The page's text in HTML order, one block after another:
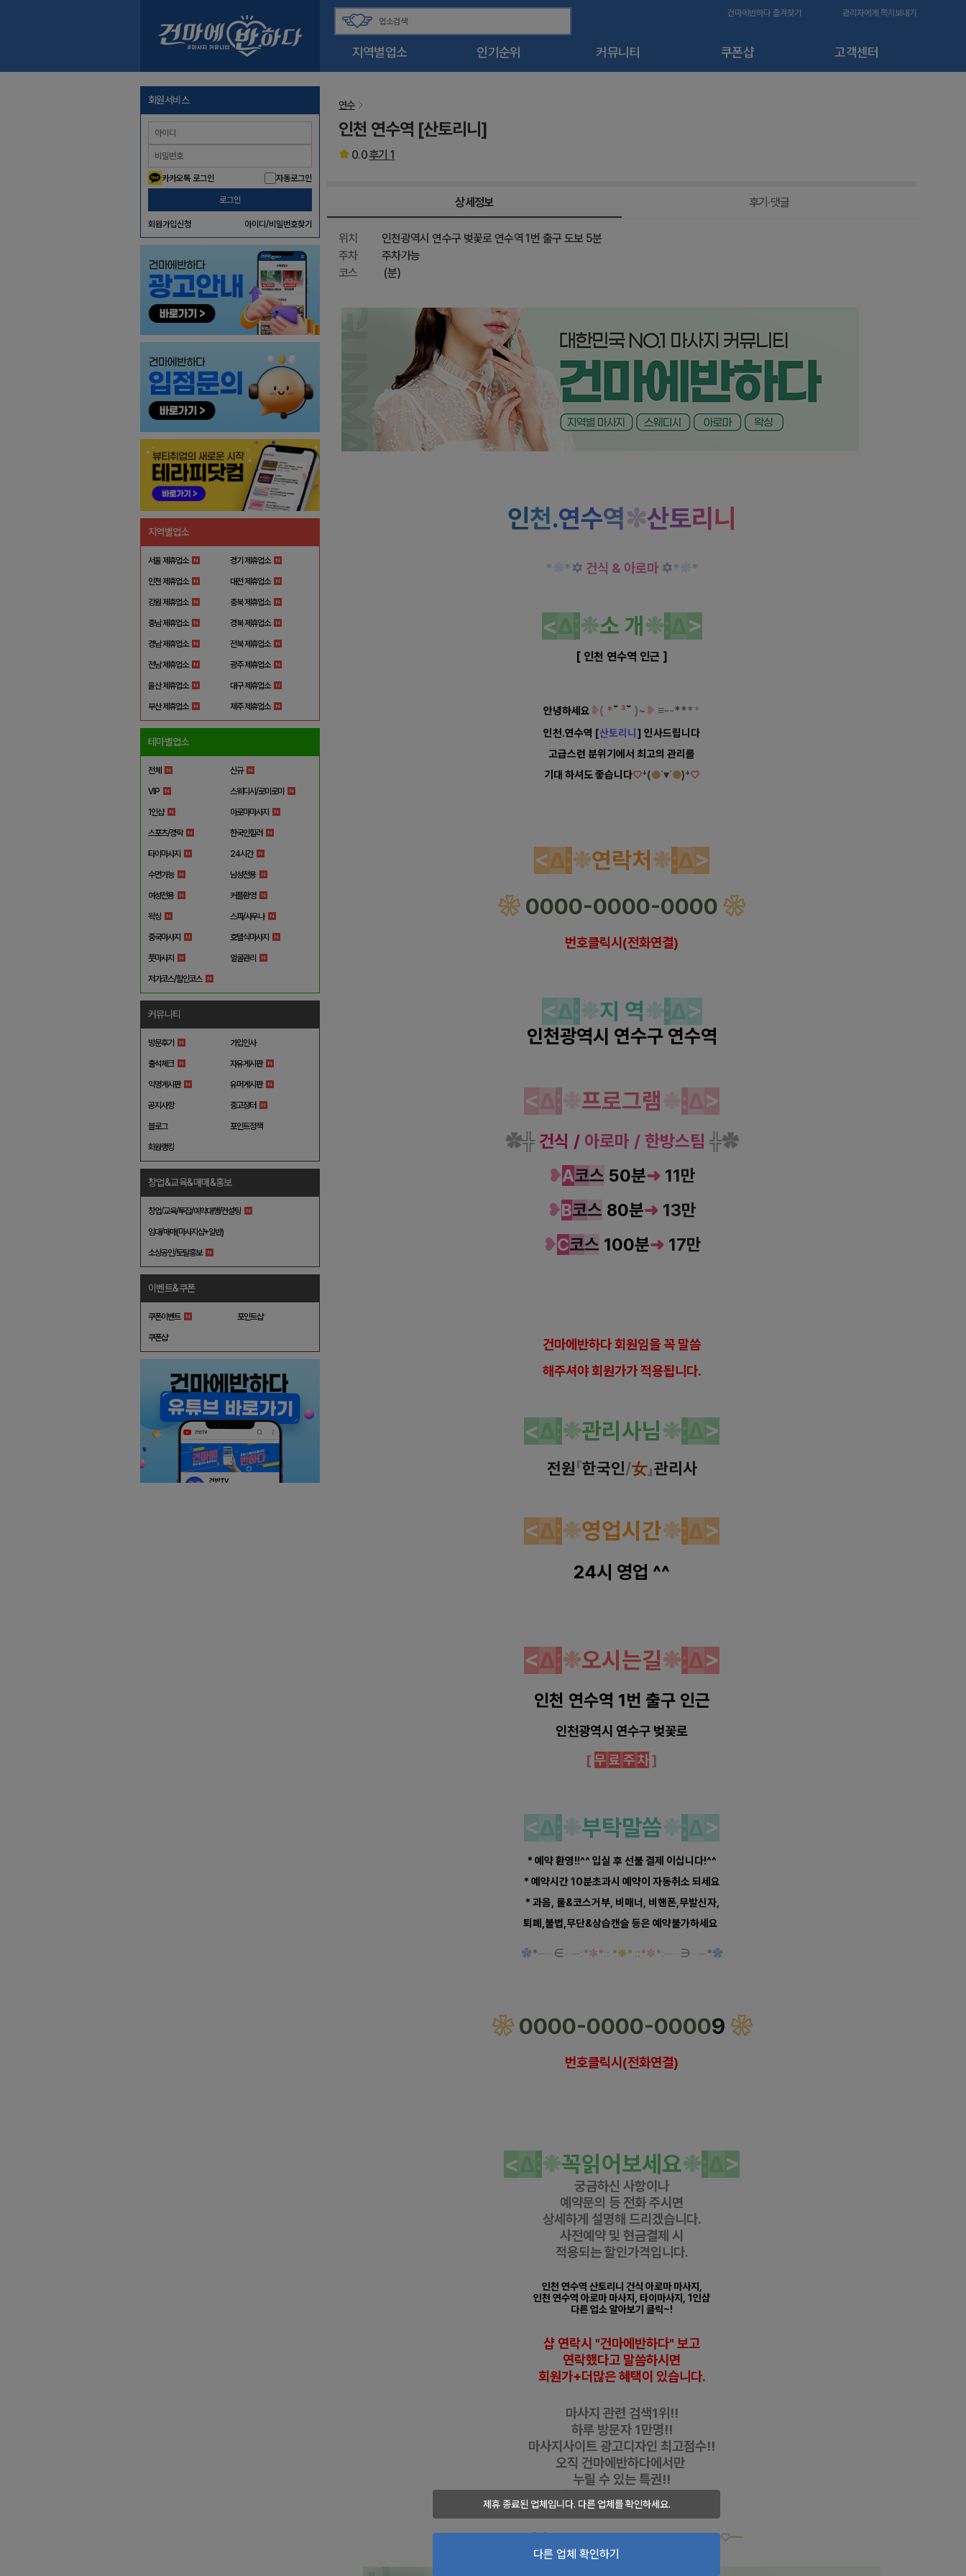
지역별업소 인기순위 커뮤니티 쿠폰샵 고객센터
건마에반하다 즐겨찾기 관리자에게 쪽지보내기
회원서비스
카카오톡 로그인 자동로그인
로그인
회원가입신청 아이디/비밀번호찾기
지역별업소
서울 제휴업소 경기 제휴업소
인천 제휴업소 대전 제휴업소
강원 제휴업소 충북 제휴업소
충남 제휴업소 경북 제휴업소
경남 제휴업소 전북 제휴업소
전남 제휴업소 광주 제휴업소
울산 제휴업소 대구 제휴업소
부산 제휴업소 제주 제휴업소
테마별업소
전체 신규
VIP 스웨디시/로미로미
1인샵 아로마마사지
스포츠/경락 한국인힐러
타이마사지 24시간
수면가능 남성전용
여성전용 커플환영
왁싱 스파/사우나
중국마사지 호텔식마사지
풋마사지 얼굴관리
저가코스/할인코스
커뮤니티
방문후기 가입인사
출석체크 자유게시판
익명게시판 유머게시판
공지사항 중고장터
블로그 포인트정책
회원랭킹
창업&교육&매매&홍보
창업/교육/투잡/예약대행/컨설팅
임대/매매(마사지샵+일반)
소상공인/토탈홍보
이벤트&쿠폰
쿠폰이벤트 포인트샵
쿠폰샵
제휴 종료된 업체입니다. 다른 업체를 확인하세요.
다른 업체 확인하기
연수
인천 연수역 [산토리니]
0.0후기1
상세정보 후기·댓글
위치
인천광역시 연수구 벚꽃로 연수역 1번 출구 도보 5분
주차
주차가능
코스
(분)
인천.연수역✼산토리 니
* *✡ 건식 & 아로마 ✡* *
< ❉소 개 ❉ >
[ 인천 연수역 인근 ]
안녕하세요 ❥( *˘ ³˘ )~ ❥ ≡--* * * *
인천.연수역 [산토리니 ] 인사드립니다
고급스런 분위기에서 최고의 관리를
기대 하셔도 좋습니다♡⁺(●˙▾˙●)⁺♡
<Δ:❉연락처 ❉:Δ>
❀ 0000-0000-0000 ❀
번호클릭시(전화연결)
<Δ:❉지 역❉:Δ>
인천광역시 연수구 연수역
< 프로그램 >
✿╬ 건식 / 아로마 / 한방스팀 ╬✿
❥A코스 50분➜ 11만
❥B코스 80분➜ 13만
❥C코스 100분➜ 17만
건마에반하다 회원임을 꼭 말씀
해주셔야 회원가가 적용됩니다.
< ❉관리사님❉ >
전원「한국인/女」관리사
<Δ:❉영업시간❉:Δ>
24시 영업 ^^
<Δ:❉오시는길❉:Δ>
인천 연수역 1번 출구 인근
인천광역시 연수구 벚꽃로
[ 무료 주차]
<Δ:❉부탁말씀❉:Δ>
* 예약 환영!!^^ 입실 후 선불 결제 이십니다!^^
* 예약시간 10분초과시 예약이 자동취소 되세요
* 과음, 룰&코스거부, 비매너, 비핸폰,무발신자,
퇴폐,불법,무단&상습캔슬 등은 예약불가하세요
✿*─ ∈ ─:*✼*:: *❉* ::*✼*:─ ∋ ─*✿
❀ 0000-0000-00009 ❀
번호클릭시(전화연결)
< ❉꼭읽어보세요❉ >
궁금하신 사항이나
예약문의 등 전화 주시면
상세하게 설명해 드리겠습니다.
사전예약 및 현금결제 시
적용되는 할인가격입니다.
인천 연수역 산토리니 건식 아로마 마사지,
인천 연수역 아로마 마사지
, 타이마사지,
1인샵
다른 업소 알아보기 클릭~!
샵 연락시 "건마에반하다" 보고
연락했다고 말씀하시면
회원가+더많은 혜택이 있습니다.
마사지 관련 검색1위!!
하루 방문자 1만명!!
마사지사이트 광고디자인 최고점수!!
오직 건마에반하다에서만
누릴 수 있는 특권!!
건마/1인샵/스웨디시/전국샵
추천&할인 정보 1위!!
━도메인주소 : www.gunmalove.com ◀━♡━
인천 연수역 산토리니 건식 아로마 마사지